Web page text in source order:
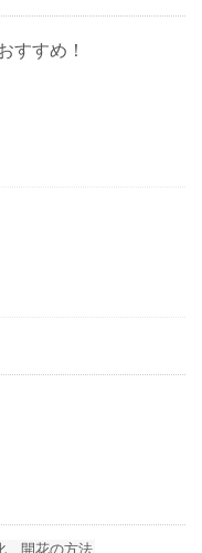
すすめ！
、開花の方法